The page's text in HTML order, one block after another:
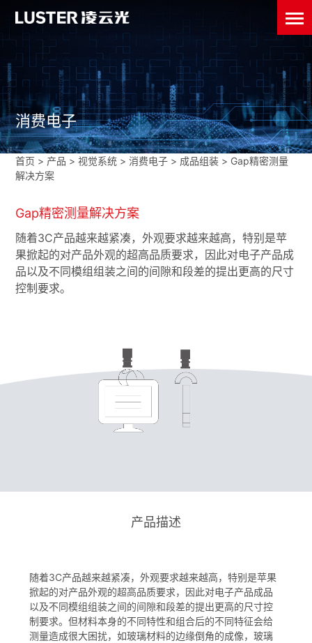
消费电子
首页 > 产品 >视觉系统 >消费电子 > 成品组装 > Gap精密测量
解决方案
Gap精密测量解决方案
随着3C产品越来越紧凑，外观要求越来越高，特别是苹
果掀起的对产品外观的超高品质要求，因此对电子产品成
品以及不同模组组装之间的间隙和段差的提出更高的尺寸
控制要求。
产品描述
随着3C产品越来越紧凑，外观要求越来越高，特别是苹果
掀起的对产品外观的超高品质要求，因此对电子产品成品
以及不同模组组装之间的间隙和段差的提出更高的尺寸控
制要求。但材料本身的不同特性和组合后的不同特征会给
测量造成很大困扰，如玻璃材料的边缘倒角的成像，玻璃